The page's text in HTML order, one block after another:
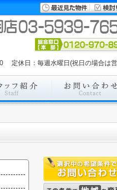
定休日：毎週水曜日(祝日の場合は